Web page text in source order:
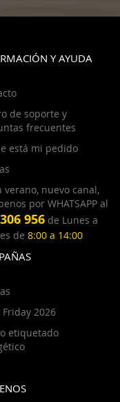
Y AYUDA
de soporte y
frecuentes
está mi pedido
nuevo canal,
por WHATSAPP al
956 de Lunes a
de 8:00 a 14:00
Friday 2026
etiquetado